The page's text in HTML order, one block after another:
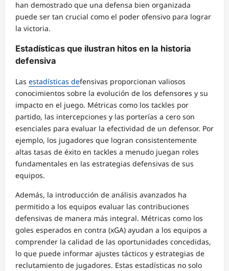
han demostrado que una defensa bien organizada
puede ser tan crucial como el poder ofensivo para lograr
la victoria.
Estadísticas que ilustran hitos en la historia
defensiva
Las estadísticas defensivas proporcionan valiosos
conocimientos sobre la evolución de los defensores y su
impacto en el juego. Métricas como los tackles por
partido, las intercepciones y las porterías a cero son
esenciales para evaluar la efectividad de un defensor. Por
ejemplo, los jugadores que logran consistentemente
altas tasas de éxito en tackles a menudo juegan roles
fundamentales en las estrategias defensivas de sus
equipos.
Además, la introducción de análisis avanzados ha
permitido a los equipos evaluar las contribuciones
defensivas de manera más integral. Métricas como los
goles esperados en contra (xGA) ayudan a los equipos a
comprender la calidad de las oportunidades concedidas,
lo que puede informar ajustes tácticos y estrategias de
reclutamiento de jugadores. Estas estadísticas no solo